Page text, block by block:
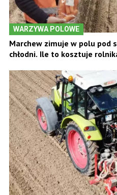
WARZYWA POLOWE
Marchew zimuje w polu pod
chłodni. Ile to kosztuje